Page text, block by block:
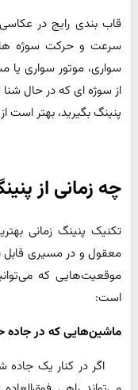
قاب بندی رایج در
سرعت و حرکت سوژه
سواری، موتور سواری یا
از سوژه ای که در حال
پنینگ بگیرید، بهتر است
چه زمانی از
تکنیک پنینگ زمانی
معقول و در مسیری قابل
موقعیت‌هایی که
است:
ماشین‌هایی که در جاده
اگر در کنار یک جاده